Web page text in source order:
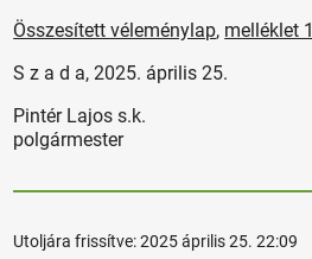
Összesített véleménylap, melléklet 1
S z a d a, 2025. április 25.
Pintér Lajos s.k.
polgármester
Utoljára frissítve:2025 április 25. 22:09